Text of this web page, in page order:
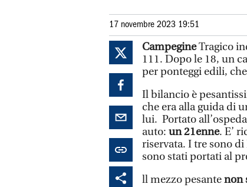
17 novembre 2023 19:51
CampegineTragico
111. Dopo le 18, un
per ponteggi edili,
Il bilancio è
che era alla guida di
lui. Portato
auto: un 21enne. E’
riservata. I tre sono
sono stati portati al
ll mezzo pesantenon